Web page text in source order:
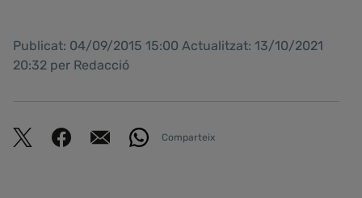
Publicat: 04/09/2015 15:00 Actualitzat: 13/10/2021
20:32 per Redacció
Comparteix